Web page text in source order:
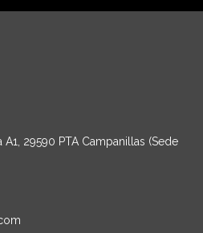
A1, 29590 PTA Campanillas (Sede